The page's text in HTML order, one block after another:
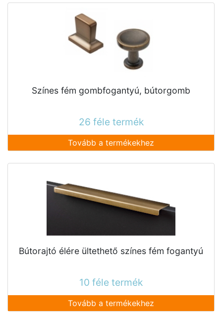
Színes fém gombfogantyú, bútorgomb
26 féle termék
Tovább a termékekhez
Bútorajtó élére ültethető színes fém fogantyú
10 féle termék
Tovább a termékekhez